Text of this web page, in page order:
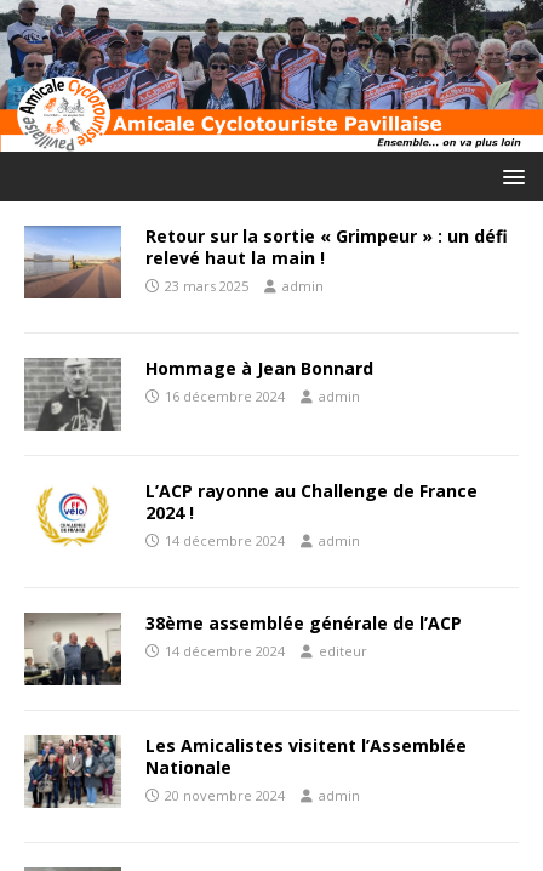
Retour sur la sortie « Grimpeur » : un défi
relevé haut la main !
23 mars 2025 admin
Hommage à Jean Bonnard
16 décembre 2024 admin
L’ACP rayonne au Challenge de France
2024 !
14 décembre 2024 admin
38ème assemblée générale de l’ACP
14 décembre 2024 editeur
Les Amicalistes visitent l’Assemblée
Nationale
20 novembre 2024 admin